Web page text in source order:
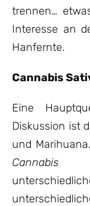
trennen…
Interesse an
Hanfernte.
Cannabis
Eine
Diskussion ist
und
Cannabis